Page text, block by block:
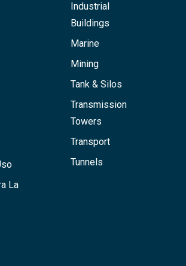
La
Industrial
Buildings
Marine
Mining
Tank & Silos
Transmission
Towers
Transport
Tunnels